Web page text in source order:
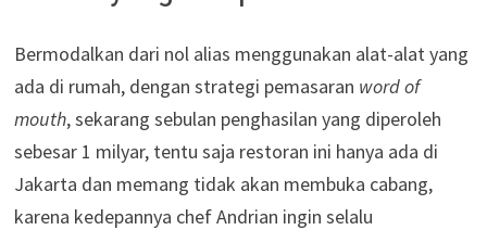
Bermodalkan dari nol alias menggunakan alat-alat yang
ada di rumah, dengan strategi pemasaran word of
mouth, sekarang sebulan penghasilan yang diperoleh
sebesar 1 milyar, tentu saja restoran ini hanya ada di
Jakarta dan memang tidak akan membuka cabang,
karena kedepannya chef Andrian ingin selalu